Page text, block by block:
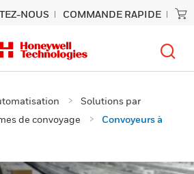
NOUS COMMANDE RAPIDE
Solutions par
de convoyage
Convoyeurs à